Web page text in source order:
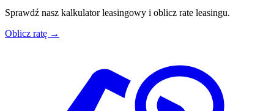
Sprawdź nasz kalkulator leasingowy i oblicz rate leasingu.
Oblicz ratę →